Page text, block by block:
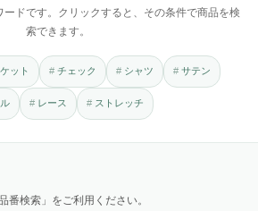
ドです。クリックすると、その条件で商品を検
索できます。
ット チェック シャツ サテン
レース ストレッチ
番検索」をご利用ください。